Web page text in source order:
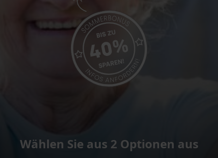
Wählen Sie aus 2 Optionen aus